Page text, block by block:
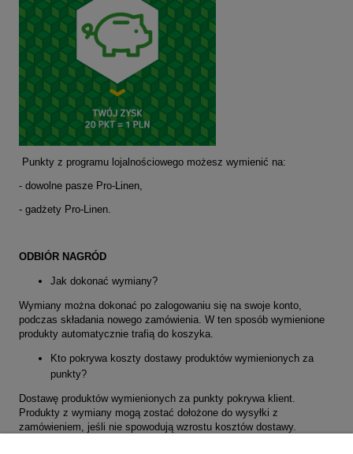
Punkty z programu lojalnościowego możesz wymienić na:
- dowolne pasze Pro-Linen,
- gadżety Pro-Linen.
ODBIÓR NAGRÓD
Jak dokonać wymiany?
Wymiany można dokonać po zalogowaniu się na swoje konto,
podczas składania nowego zamówienia. W ten sposób wymienione
produkty automatycznie trafią do koszyka.
Kto pokrywa koszty dostawy produktów wymienionych za
punkty?
Dostawę produktów wymienionych za punkty pokrywa klient.
Produkty z wymiany mogą zostać dołożone do wysyłki z
zamówieniem, jeśli nie spowodują wzrostu kosztów dostawy.